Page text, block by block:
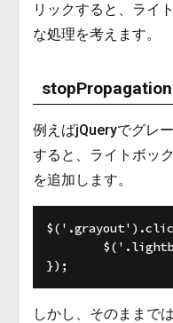
リックすると、ライ
な処理を考えます。
例えばjQueryでグレ
すると、ライトボッ
を追加します。
しかし、そのままで